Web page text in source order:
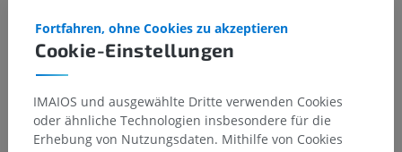
Cookie-Einstellungen
Fortfahren, ohne Cookies zu akzeptieren
IMAIOS und ausgewählte Dritte verwenden Cookies
oder ähnliche Technologien insbesondere für die
Erhebung von Nutzungsdaten. Mithilfe von Cookies